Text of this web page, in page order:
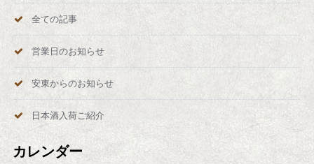
全ての記事
営業日のお知らせ
安東からのお知らせ
日本酒入荷ご紹介
カレンダー